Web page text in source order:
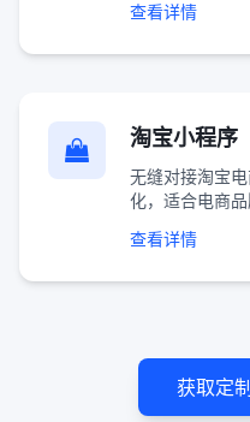
查看详情
淘宝小程序
无缝对接淘宝
化，适合电商品
查看详情
获取定